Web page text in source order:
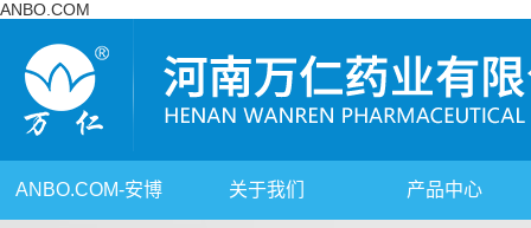
ANBO.COM
ANBO.COM-安博 关于我们 产品中心